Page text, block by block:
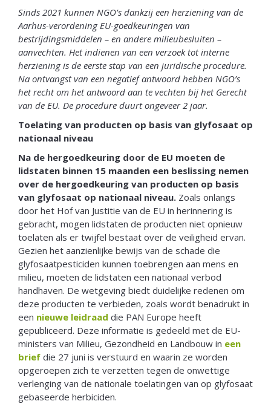
Sinds 2021 kunnen NGO’s dankzij een herziening van de
Aarhus-verordening EU-goedkeuringen van
bestrijdingsmiddelen – en andere milieubesluiten –
aanvechten. Het indienen van een verzoek tot interne
herziening is de eerste stap van een juridische procedure.
Na ontvangst van een negatief antwoord hebben NGO’s
het recht om het antwoord aan te vechten bij het Gerecht
van de EU. De procedure duurt ongeveer 2 jaar.
Toelating van producten op basis van glyfosaat op
nationaal niveau
Na de hergoedkeuring door de EU moeten de
lidstaten binnen 15 maanden een beslissing nemen
over de hergoedkeuring van producten op basis
van glyfosaat op nationaal niveau. Zoals onlangs
door het Hof van Justitie van de EU in herinnering is
gebracht, mogen lidstaten de producten niet opnieuw
toelaten als er twijfel bestaat over de veiligheid ervan.
Gezien het aanzienlijke bewijs van de schade die
glyfosaatpesticiden kunnen toebrengen aan mens en
milieu, moeten de lidstaten een nationaal verbod
handhaven. De wetgeving biedt duidelijke redenen om
deze producten te verbieden, zoals wordt benadrukt in
een nieuwe leidraad die PAN Europe heeft
gepubliceerd. Deze informatie is gedeeld met de EU-
ministers van Milieu, Gezondheid en Landbouw in een
brief die 27 juni is verstuurd en waarin ze worden
opgeroepen zich te verzetten tegen de onwettige
verlenging van de nationale toelatingen van op glyfosaat
gebaseerde herbiciden.